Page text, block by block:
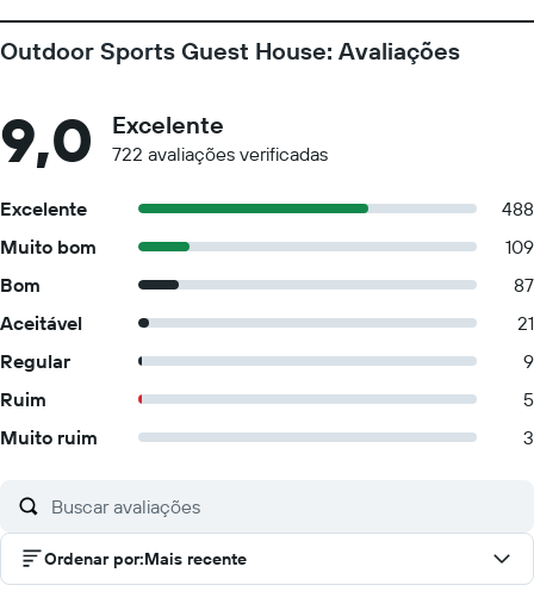
Outdoor Sports Guest House: Avaliações
9,0 Excelente
722 avaliações verificadas
Excelente
488
Muito bom
109
Bom
87
Aceitável
21
Regular
9
Ruim
5
Muito ruim
3
Ordenar por:Mais recente